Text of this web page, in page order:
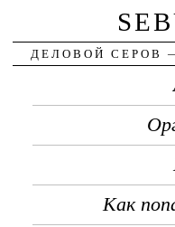
ДЕЛОВОЙ СЕРОВ
Как